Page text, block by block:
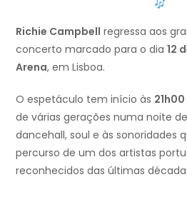
Richie Campbell regressa aos
concerto marcado para o dia 12
Arena, em Lisboa.
O espetáculo tem início às 21h00
de várias gerações numa noite
dancehall, soul e às sonoridades
percurso de um dos artistas
reconhecidos das últimas